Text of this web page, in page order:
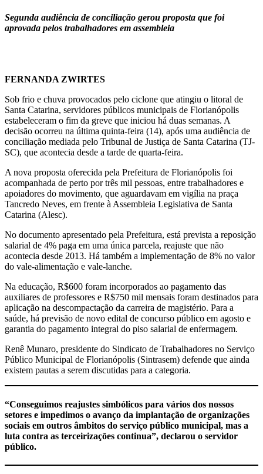
Segunda audiência de conciliação gerou proposta que foi
aprovada pelos trabalhadores em assembleia
FERNANDA ZWIRTES
Sob frio e chuva provocados pelo ciclone que atingiu o litoral de
Santa Catarina, servidores públicos municipais de Florianópolis
estabeleceram o fim da greve que iniciou há duas semanas. A
decisão ocorreu na última quinta-feira (14), após uma audiência de
conciliação mediada pelo Tribunal de Justiça de Santa Catarina (TJ-
SC), que acontecia desde a tarde de quarta-feira.
A nova proposta oferecida pela Prefeitura de Florianópolis foi
acompanhada de perto por três mil pessoas, entre trabalhadores e
apoiadores do movimento, que aguardavam em vigília na praça
Tancredo Neves, em frente à Assembleia Legislativa de Santa
Catarina (Alesc).
No documento apresentado pela Prefeitura, está prevista a reposição
salarial de 4% paga em uma única parcela, reajuste que não
acontecia desde 2013. Há também a implementação de 8% no valor
do vale-alimentação e vale-lanche.
Na educação, R$600 foram incorporados ao pagamento das
auxiliares de professores e R$750 mil mensais foram destinados para
aplicação na descompactação da carreira de magistério. Para a
saúde, há previsão de novo edital de concurso público em agosto e
garantia do pagamento integral do piso salarial de enfermagem.
Renê Munaro, presidente do Sindicato de Trabalhadores no Serviço
Público Municipal de Florianópolis (Sintrasem) defende que ainda
existem pautas a serem discutidas para a categoria.
“Conseguimos reajustes simbólicos para vários dos nossos
setores e impedimos o avanço da implantação de organizações
sociais em outros âmbitos do serviço público municipal, mas a
luta contra as terceirizações continua”, declarou o servidor
público.